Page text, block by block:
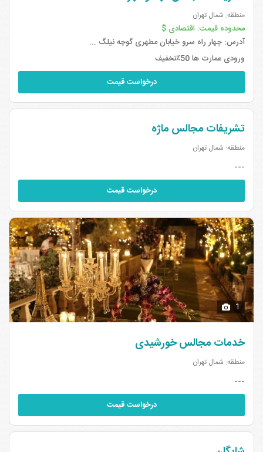
منطقه: شمال تهران
محدوده قیمت: اقتصادی $
آدرس: چهار راه سرو خیابان مطهری گوچه نیلگ ...
ورودی عمارت ها 50٪تخفیف
درخواست قیمت
تشریفات مجالس ماژه
منطقه: شمال تهران
---
درخواست قیمت
1
خدمات مجالس خورشیدی
منطقه: شمال تهران
---
درخواست قیمت